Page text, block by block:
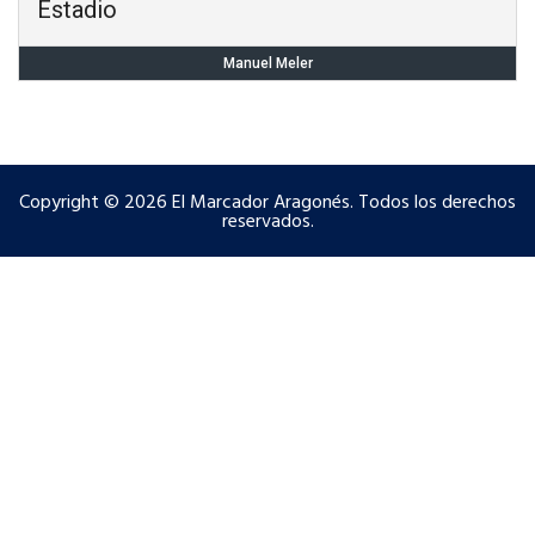
Estadio
Manuel Meler
Copyright © 2026 El Marcador Aragonés. Todos los derechos
reservados.